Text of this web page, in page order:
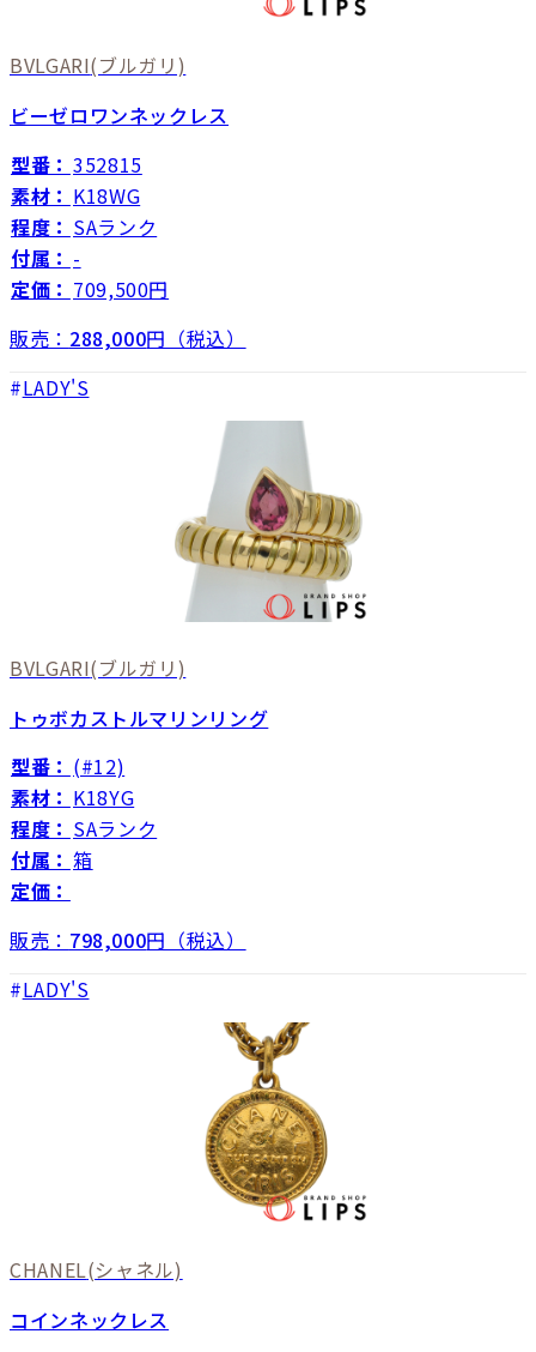
BVLGARI(ブルガリ)
ビーゼロワンネックレス
型番： 352815
素材： K18WG
程度： SAランク
付属： -
定価： 709,500円
販売： 288,000円（税込）
LADY'S
BVLGARI(ブルガリ)
トゥボカストルマリンリング
型番： (#12)
素材： K18YG
程度： SAランク
付属： 箱
定価：
販売： 798,000円（税込）
LADY'S
CHANEL(シャネル)
コインネックレス